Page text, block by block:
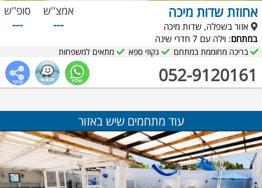
אחוזת שדות מיכה
אזור בשפלה, שדות מיכה
במתחם: וילה עם 7 חדרי שינה
052-9120161
אמצ''ש
---
סופ''ש
---
בריכה מחוממת במתחם גקוזי ספא מתאים למשפחות
עוד מתחמים שיש באזור